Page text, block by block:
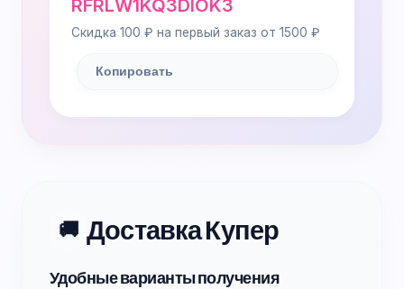
RFRLW1KQ3DIOK3
Скидка 100 ₽ на первый заказ от 1500 ₽
Копировать
🚚 Доставка Купер
Удобные варианты получения